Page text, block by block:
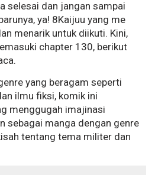
selesai dan jangan sampai
ya! 8Kaijuu yang me
menarik untuk diikuti. Kini,
chapter 130, berikut
yang beragam seperti
ilmu fiksi, komik ini
menggugah imajinasi
sebagai manga dengan genre
tentang tema militer dan